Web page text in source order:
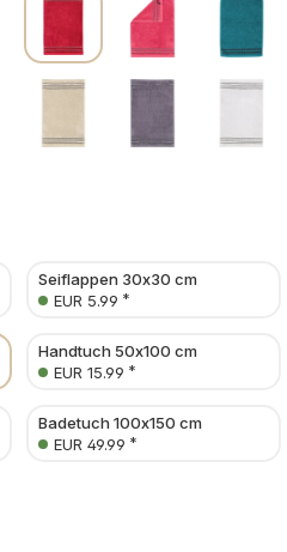
Seiflappen 30x30 cm
EUR 5.99 *
Handtuch 50x100 cm
EUR 15.99 *
Badetuch 100x150 cm
EUR 49.99 *